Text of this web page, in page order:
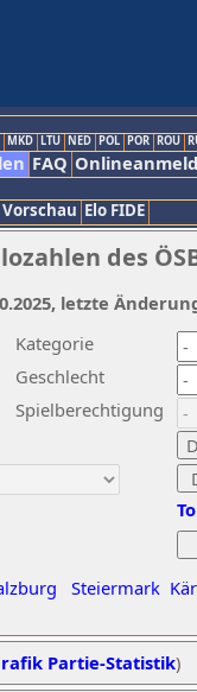
MKD LTU NED POL POR ROU
FAQ
Vorschau Elo FIDE
des
Kategorie
Geschlecht
Spielberechtigung
Steiermark
letzte
Partie-Statistik)